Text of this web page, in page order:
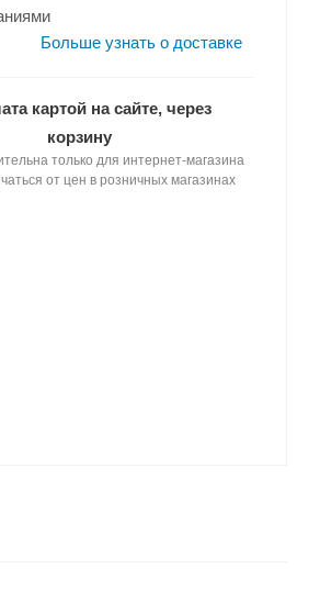
Больше узнать о доставке
картой на сайте, через
корзину
только для интернет-магазина
от цен в розничных магазинах